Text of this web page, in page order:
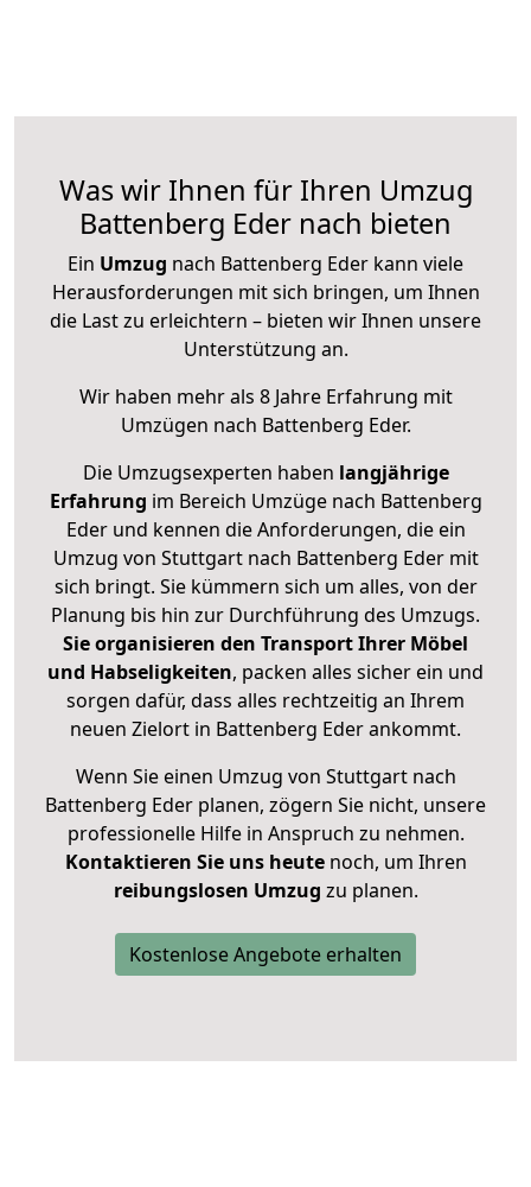
Was wir Ihnen für Ihren Umzug
Battenberg Eder nach bieten
Ein Umzug nach Battenberg Eder kann viele
Herausforderungen mit sich bringen, um Ihnen
die Last zu erleichtern – bieten wir Ihnen unsere
Unterstützung an.
Wir haben mehr als 8 Jahre Erfahrung mit
Umzügen nach Battenberg Eder.
Die Umzugsexperten haben langjährige
Erfahrung im Bereich Umzüge nach Battenberg
Eder und kennen die Anforderungen, die ein
Umzug von Stuttgart nach Battenberg Eder mit
sich bringt. Sie kümmern sich um alles, von der
Planung bis hin zur Durchführung des Umzugs.
Sie organisieren den Transport Ihrer Möbel
und Habseligkeiten, packen alles sicher ein und
sorgen dafür, dass alles rechtzeitig an Ihrem
neuen Zielort in Battenberg Eder ankommt.
Wenn Sie einen Umzug von Stuttgart nach
Battenberg Eder planen, zögern Sie nicht, unsere
professionelle Hilfe in Anspruch zu nehmen.
Kontaktieren Sie uns heutenoch, um Ihren
reibungslosen Umzug zu planen.
Kostenlose Angebote erhalten